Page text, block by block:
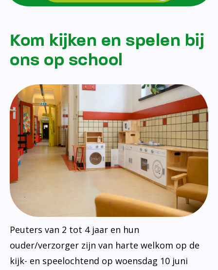
Kom kijken en spelen bij
ons op school
Peuters van 2 tot 4 jaar en hun
ouder/verzorger zijn van harte welkom op de
kijk- en speelochtend op woensdag 10 juni